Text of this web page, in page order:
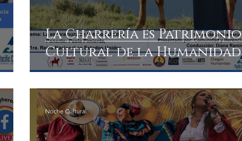
La Charrería es Patrimonio
Cultural de la Humanidad
Noche Cultural